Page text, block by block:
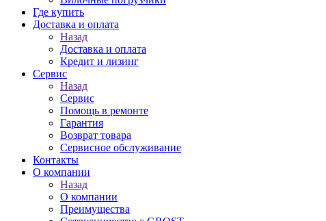
Где купить
Доставка и оплата
Назад
Доставка и оплата
Кредит и лизинг
Сервис
Назад
Сервис
Помощь в ремонте
Гарантия
Возврат товара
Сервисное обслуживание
Контакты
О компании
Назад
О компании
Преимущества